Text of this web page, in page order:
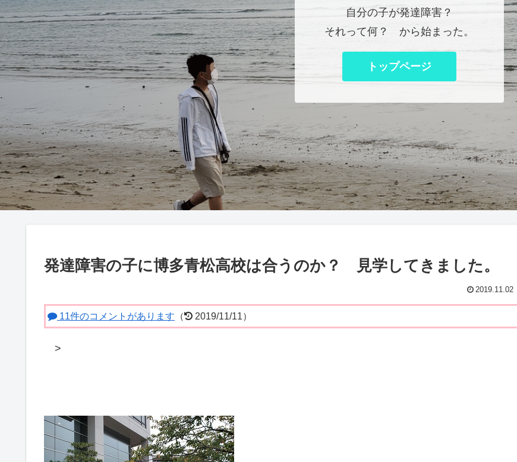
自分の子が発達障害？
それって何？ から始まった。
トップページ
発達障害の子に博多青松高校は合うのか？ 見学してきました。
2019.11.02
11件のコメントがあります （ 2019/11/11）
>